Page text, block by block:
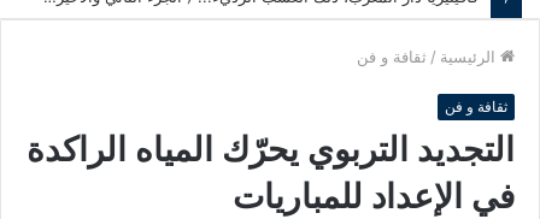
الرئيسية / ثقافة و فن
ثقافة و فن
التجديد التربوي يحرّك المياه الراكدة
في الإعداد للمباريات